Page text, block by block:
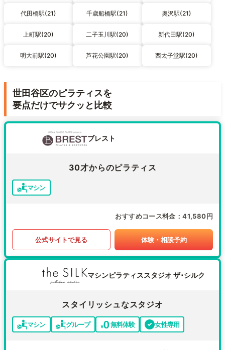
代田橋駅(21) 千歳船橋駅(21) 奥沢駅(21)
上町駅(20) 二子玉川駅(20) 新代田駅(20)
明大前駅(20) 芦花公園駅(20) 西太子堂駅(20)
世田谷区のピラティスを
要点だけでサクッと比較
ブレスト
30才からのピラティス
マシン
おすすめコース料金 41,580円
公式サイトで見る 体験・相談予約
マシンピラティススタジオ ザ･シルク
スタイリッシュなスタジオ
マシン グループ 無料体験 女性専用